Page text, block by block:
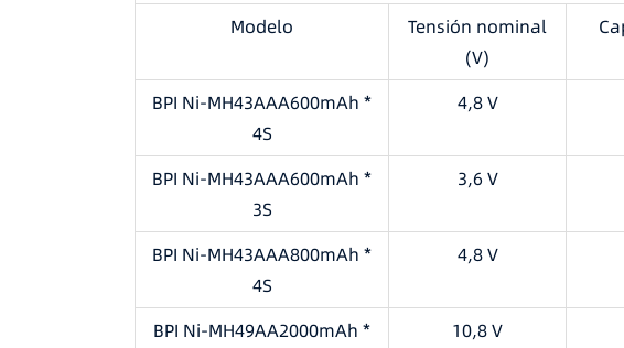
Modelo
Tensión nominal
(V)
BPI Ni-MH43AAA600mAh *
4S
4,8 V
BPI Ni-MH43AAA600mAh *
3S
3,6 V
BPI Ni-MH43AAA800mAh *
4S
4,8 V
BPI Ni-MH49AA2000mAh *
10,8 V